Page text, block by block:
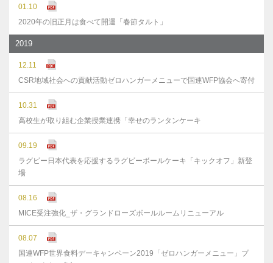
01.10
2020年の旧正月は食べて開運「春節タルト」
2019
12.11
CSR地域社会への貢献活動ゼロハンガーメニューで国連WFP協会へ寄付
10.31
高校生が取り組む企業授業連携「幸せのランタンケーキ
09.19
ラグビー日本代表を応援するラグビーボールケーキ「キックオフ」新登
場
08.16
MICE受注強化_ザ・グランドローズボールルームリニューアル
08.07
国連WFP世界食料デーキャンペーン2019「ゼロハンガーメニュー」プ